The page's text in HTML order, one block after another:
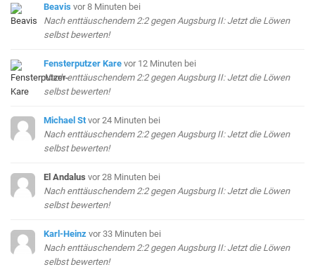
Beavis vor 8 Minuten bei
Nach enttäuschendem 2:2 gegen Augsburg II: Jetzt die Löwen
selbst bewerten!
Fensterputzer Kare vor 12 Minuten bei
Nach enttäuschendem 2:2 gegen Augsburg II: Jetzt die Löwen
selbst bewerten!
Michael St vor 24 Minuten bei
Nach enttäuschendem 2:2 gegen Augsburg II: Jetzt die Löwen
selbst bewerten!
El Andalus vor 28 Minuten bei
Nach enttäuschendem 2:2 gegen Augsburg II: Jetzt die Löwen
selbst bewerten!
Karl-Heinz vor 33 Minuten bei
Nach enttäuschendem 2:2 gegen Augsburg II: Jetzt die Löwen
selbst bewerten!